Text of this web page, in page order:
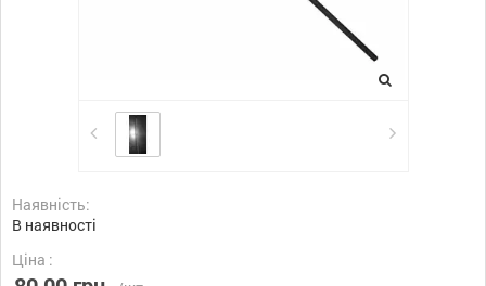
Наявність:
В наявності
Ціна :